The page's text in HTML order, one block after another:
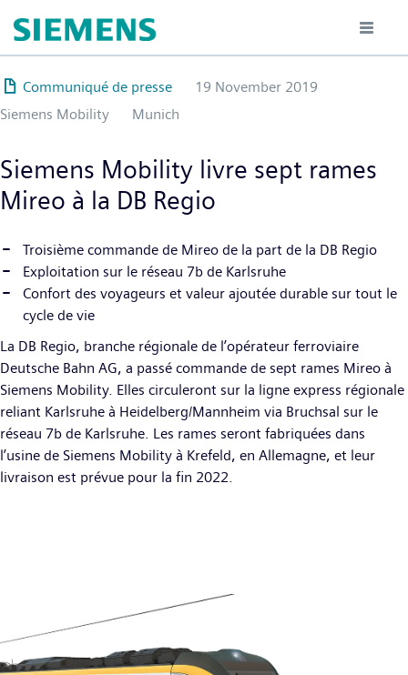
till
huvudinnehåll
Communiqué de presse
19 November 2019
Siemens Mobility
Munich
Siemens Mobility livre sept rames
Mireo à la DB Regio
Troisième commande de Mireo de la part de la DB Regio
Exploitation sur le réseau 7b de Karlsruhe
Confort des voyageurs et valeur ajoutée durable sur tout le
cycle de vie
La DB Regio, branche régionale de l’opérateur ferroviaire
Deutsche Bahn AG, a passé commande de sept rames Mireo à
Siemens Mobility. Elles circuleront sur la ligne express régionale
reliant Karlsruhe à Heidelberg/Mannheim via Bruchsal sur le
réseau 7b de Karlsruhe. Les rames seront fabriquées dans
l’usine de Siemens Mobility à Krefeld, en Allemagne, et leur
livraison est prévue pour la fin 2022.